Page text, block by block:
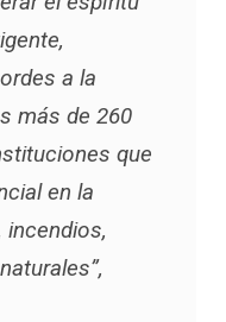
a la
más de 260
que
en la